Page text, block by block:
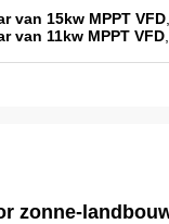
van 15kw MPPT VFD
van 11kw MPPT VFD
zonne-